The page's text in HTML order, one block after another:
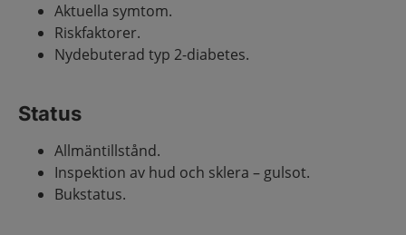
Aktuella symtom.
Riskfaktorer.
Nydebuterad typ 2-diabetes.
Status
Allmäntillstånd.
Inspektion av hud och sklera – gulsot.
Bukstatus.